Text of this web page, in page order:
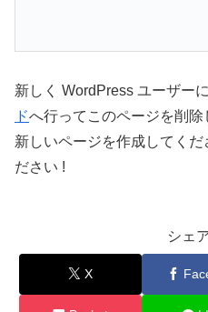
新しく WordPress ユーザー
ドへ行ってこのページを削
新しいページを作成してく
ださい !
シェ
X